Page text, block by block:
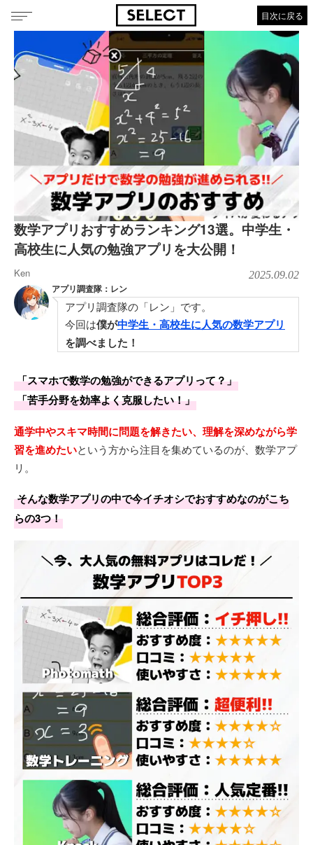
目次に戻る
数学アプリおすすめランキング13選。中学生・
高校生に人気の勉強アプリを大公開！
Ken 2025.09.02
アプリ調査隊：レン
アプリ調査隊の「レン」です。
今回は僕が中学生・高校生に人気の数学アプリ
を調べました！
「スマホで数学の勉強ができるアプリって？」
「苦手分野を効率よく克服したい！」
通学中やスキマ時間に問題を解きたい、理解を深めながら学
習を進めたいという方から注目を集めているのが、数学アプ
リ。
そんな数学アプリの中で今イチオシでおすすめなのがこち
らの3つ！